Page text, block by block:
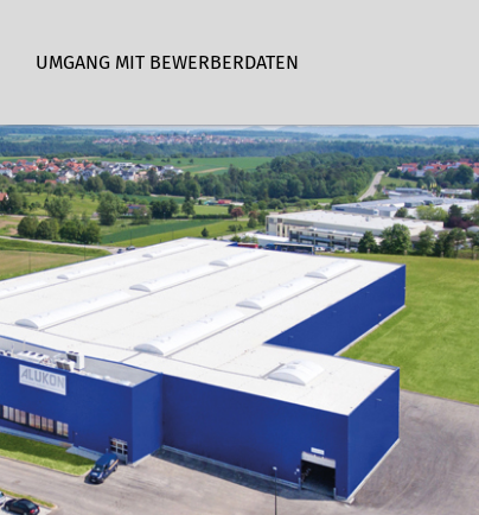
UMGANG MIT BEWERBERDATEN